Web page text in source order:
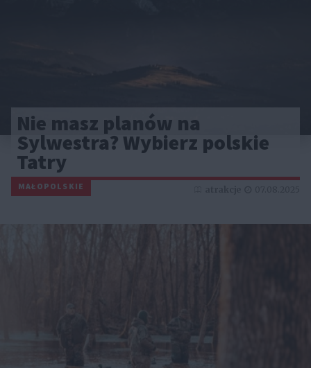
Nie masz planów na
Sylwestra? Wybierz polskie
Tatry
MAŁOPOLSKIE